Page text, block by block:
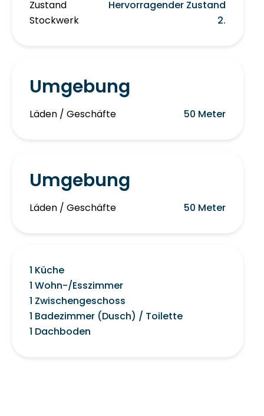
Zustand
Hervorragender Zustand
Stockwerk
2.
Umgebung
Läden / Geschäfte 50 Meter
Umgebung
Läden / Geschäfte 50 Meter
1 Küche
1 Wohn-/Esszimmer
1 Zwischengeschoss
1 Badezimmer (Dusch) / Toilette
1 Dachboden